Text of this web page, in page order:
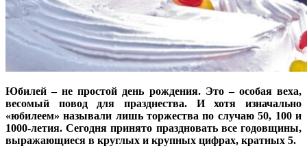
Юбилей – не простой день рождения. Это – особая веха,
весомый повод для празднества. И хотя изначально
«юбилеем» называли лишь торжества по случаю 50, 100 и
1000-летия. Сегодня принято праздновать все годовщины,
выражающиеся в круглых и крупных цифрах, кратных 5.